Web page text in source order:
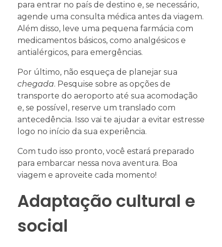
para entrar no país de destino e, se necessário,
agende uma consulta médica antes da viagem.
Além disso, leve uma pequena farmácia com
medicamentos básicos, como analgésicos e
antialérgicos, para emergências.
Por último, não esqueça de planejar sua
chegada. Pesquise sobre as opções de
transporte do aeroporto até sua acomodação
e, se possível, reserve um translado com
antecedência. Isso vai te ajudar a evitar estresse
logo no início da sua experiência.
Com tudo isso pronto, você estará preparado
para embarcar nessa nova aventura. Boa
viagem e aproveite cada momento!
Adaptação cultural e
social